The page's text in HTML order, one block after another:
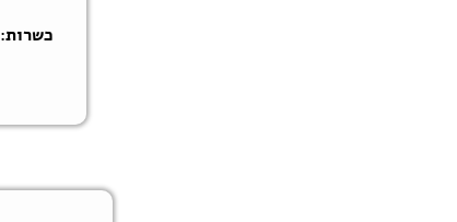
כשרות: